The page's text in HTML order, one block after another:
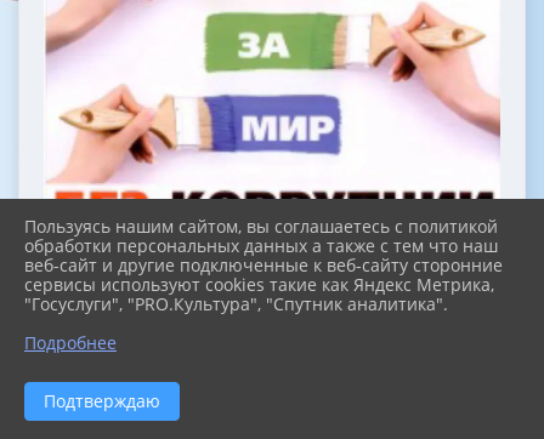
Пользуясь нашим сайтом, вы соглашаетесь с политикой
обработки персональных данных а также с тем что наш
веб-сайт и другие подключенные к веб-сайту сторонние
сервисы используют cookies такие как Яндекс Метрика,
"Госуслуги", "PRO.Культура", "Спутник аналитика".
Подробнее
Подтверждаю